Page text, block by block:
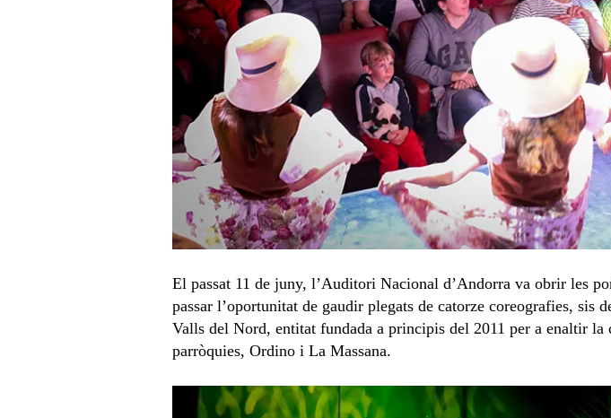
El passat 11 de juny, l’Auditori Nacional d’Andorra va obrir les
passar l’oportunitat de gaudir plegats de catorze coreografies, sis
Valls del Nord, entitat fundada a principis del 2011 per a enaltir
parròquies, Ordino i La Massana.